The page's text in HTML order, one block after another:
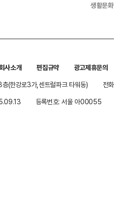
생활문
사소개 편집규약
광고제휴문의
(한강로3가,센트럴파크 타워동)
전
등록번호: 서울 아00055